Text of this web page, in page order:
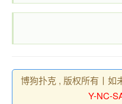
博狗扑克 , 版权所有丨如
Y-NC-